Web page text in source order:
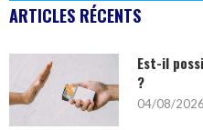
ARTICLES RÉCENTS
Est-il
?
04/08/2026